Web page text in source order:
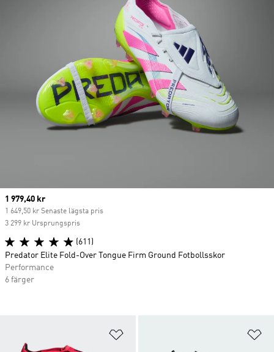
Current price
1 979,40 kr
1 649,50 kr Senaste lägsta pris
3 299 kr Ursprungspris
(611)
Predator Elite Fold-Over Tongue Firm Ground Fotbollsskor
Performance
6 färger